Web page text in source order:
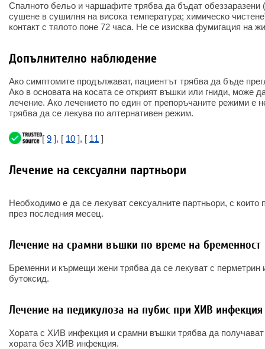
Спалното бельо и чаршафите трябва да бъдат обеззаразени
сушене в сушилня на висока температура; химическо
контакт с тялото поне 72 часа. Не се изисква фумигация на
Допълнително наблюдение
Ако симптомите продължават, пациентът трябва да бъде
Ако в основата на косата се открият въшки или гниди, може
лечение. Ако лечението по един от препоръчаните режими е
трябва да се лекува по алтернативен режим.
[ 9 ], [ 10 ], [ 11 ]
Лечение на сексуални партньори
Необходимо е да се лекуват сексуалните партньори, с които
през последния месец.
Лечение на срамни въшки по време на бременност
Бременни и кърмещи жени трябва да се лекуват с перметрин
бутоксид.
Лечение на педикулоза на пубис при ХИВ инфекция
Хората с ХИВ инфекция и срамни въшки трябва да
хората без ХИВ инфекция.